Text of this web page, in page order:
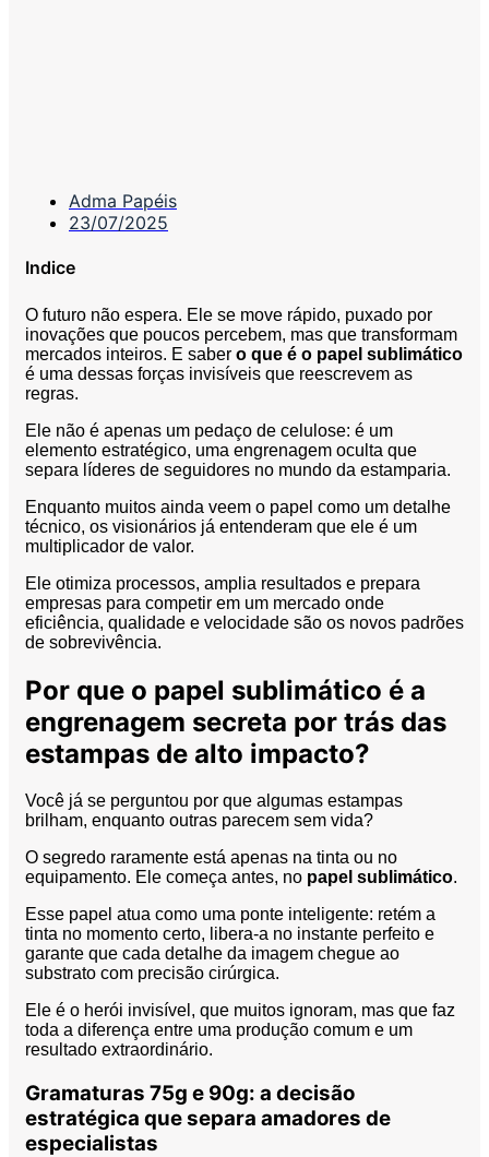
Adma Papéis
23/07/2025
Indice
O futuro não espera. Ele se move rápido, puxado por
inovações que poucos percebem, mas que transformam
mercados inteiros. E saber o que é o papel sublimático
é uma dessas forças invisíveis que reescrevem as
regras.
Ele não é apenas um pedaço de celulose: é um
elemento estratégico, uma engrenagem oculta que
separa líderes de seguidores no mundo da estamparia.
Enquanto muitos ainda veem o papel como um detalhe
técnico, os visionários já entenderam que ele é um
multiplicador de valor.
Ele otimiza processos, amplia resultados e prepara
empresas para competir em um mercado onde
eficiência, qualidade e velocidade são os novos padrões
de sobrevivência.
Por que o papel sublimático é a
engrenagem secreta por trás das
estampas de alto impacto?
Você já se perguntou por que algumas estampas
brilham, enquanto outras parecem sem vida?
O segredo raramente está apenas na tinta ou no
equipamento. Ele começa antes, no papel sublimático.
Esse papel atua como uma ponte inteligente: retém a
tinta no momento certo, libera-a no instante perfeito e
garante que cada detalhe da imagem chegue ao
substrato com precisão cirúrgica.
Ele é o herói invisível, que muitos ignoram, mas que faz
toda a diferença entre uma produção comum e um
resultado extraordinário.
Gramaturas 75g e 90g: a decisão
estratégica que separa amadores de
especialistas